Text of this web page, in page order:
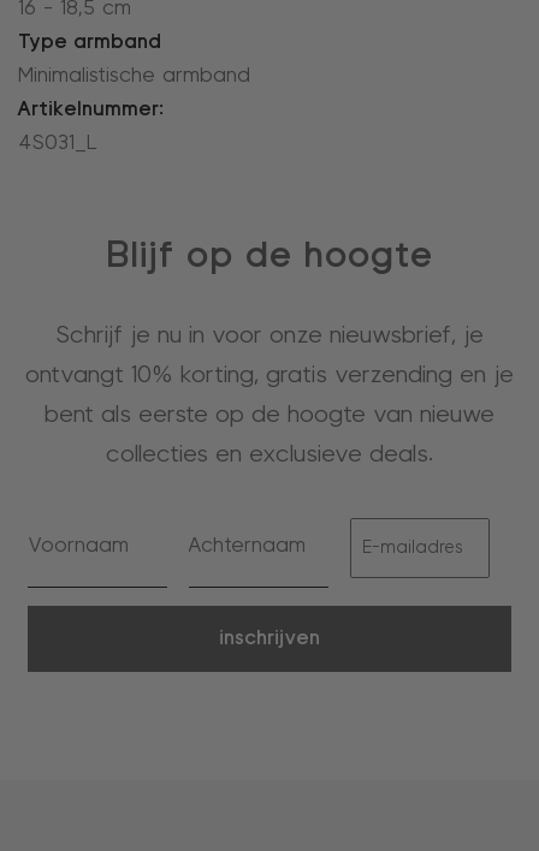
16 - 18,5 cm
Type armband
Minimalistische armband
Artikelnummer:
4S031_L
Blijf op de hoogte
Schrijf je nu in voor onze nieuwsbrief, je
ontvangt 10% korting, gratis verzending en je
bent als eerste op de hoogte van nieuwe
collecties en exclusieve deals.
inschrijven